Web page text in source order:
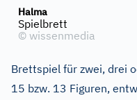
Halma
Spielbrett
© wissenmedia
Brettspiel für zwei, drei
15 bzw. 13 Figuren,